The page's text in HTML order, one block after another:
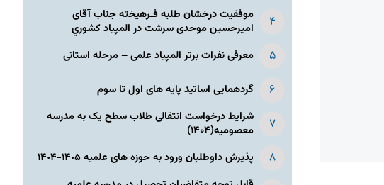
موفقیت درخشان طلبه فـرهیخته جناب آقای
امیرحسین موحدی سرشت در المپياد كشوري
معرفی نفرات برتر المپیاد علمی – مرحله استانی
گردهمایی اساتید پایه های اول تا سوم
شرایط درخواست انتقالی طلاب سطح یک به مدرسه
معصومیه(۱۴۰۴)
پذیرش داوطلبان ورود به حوزه های علمیه ١۴٠۵-١۴٠۴